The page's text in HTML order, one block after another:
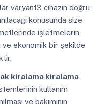
varyant3 cihazın doğru
konusunda size
işletmelerin
ve ekonomik bir şekilde
kiralama kiralama
kullanım
ve bakımının